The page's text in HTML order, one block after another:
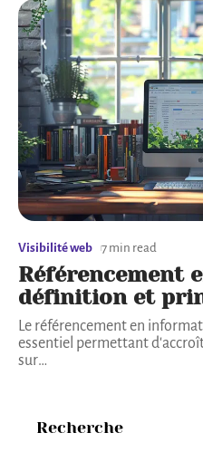
Visibilité web 7 min read
Référencement
définition et
Le référencement en
essentiel permettant
sur…
Recherche